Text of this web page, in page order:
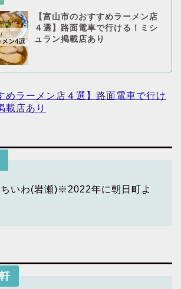
【富山市のおすすめラーメン店
４選】路面電車で行ける！ミシ
ュラン掲載店あり
めラーメン店４選】路面電車で行け
載店あり
いわ(岩瀬)※2022年に朝日町よ